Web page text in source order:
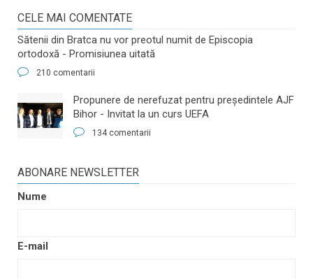
CELE MAI COMENTATE
Sătenii din Bratca nu vor preotul numit de Episcopia
ortodoxă - Promisiunea uitată
210 comentarii
​Propunere de nerefuzat pentru preşedintele AJF
Bihor - Invitat la un curs UEFA
134 comentarii
ABONARE NEWSLETTER
Nume
E-mail